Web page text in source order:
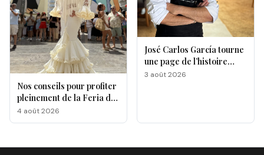
Nos conseils pour profiter
pleinement de la Feria de
Málaga 2026
4 août 2026
José Carlos García tourne
une page de l’histoire
gastronomique de Malaga
3 août 2026